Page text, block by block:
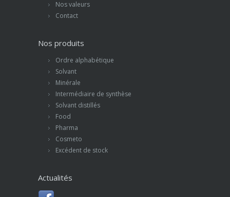
Nos valeurs
Contact
Nos produits
Ordre alphabétique
Solvant
Minérale
Intermédiaire de synthèse
Solvant distillés
Food
Pharma
Cosmeto
Excédent de stock
Actualités